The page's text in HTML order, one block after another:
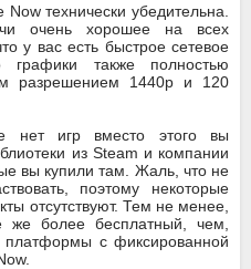
технически убедительна.
очень хорошее на всех
у вас есть быстрое сетевое
также полностью
разрешением 1440p и 120
нет игр вместо этого вы
из Steam и компании
вы купили там. Жаль, что не
поэтому некоторые
отсутствуют. Тем не менее,
более бесплатный, чем,
с фиксированной